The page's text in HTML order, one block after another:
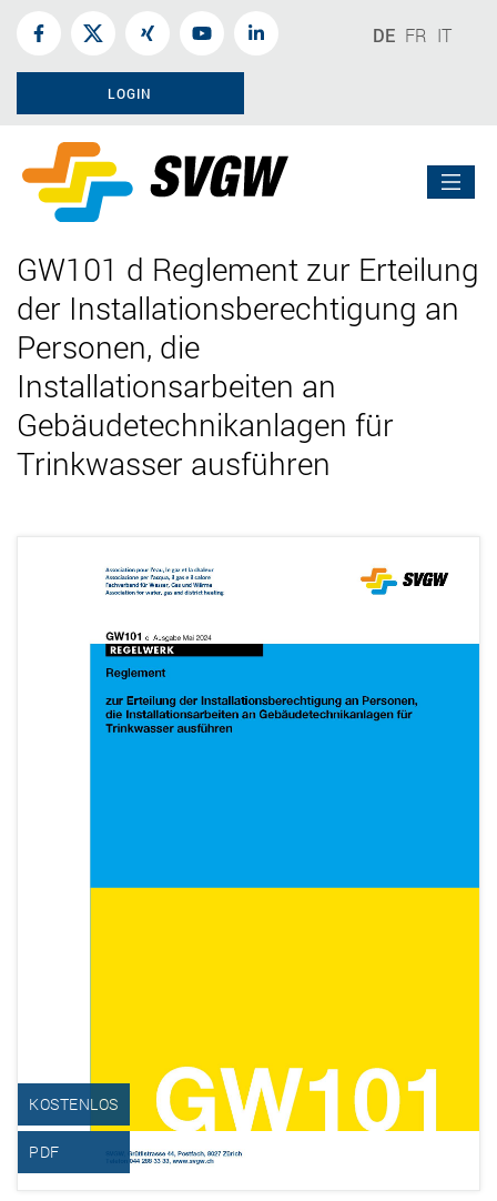
DE FR IT
LOGIN
GW101 d Reglement zur Erteilung
der Installationsberechtigung an
Personen, die
Installationsarbeiten an
Gebäudetechnikanlagen für
Trinkwasser ausführen
KOSTENLOS
PDF